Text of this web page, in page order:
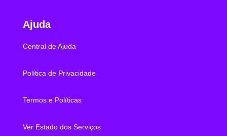
Ajuda
Central de Ajuda
Política de Privacidade
Termos e Políticas
Ver Estado dos Serviços